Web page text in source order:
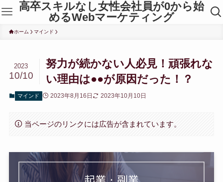
高卒スキルなし女性会社員が0から始
めるWebマーケティング
ホーム マインド
努力が続かない人必見！頑張れな
い理由は●●が原因だった！？
2023
10/10
マインド 2023年8月16日 2023年10月10日
当ページのリンクには広告が含まれています。